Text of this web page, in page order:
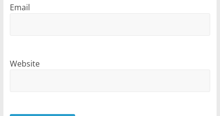
Email
Website